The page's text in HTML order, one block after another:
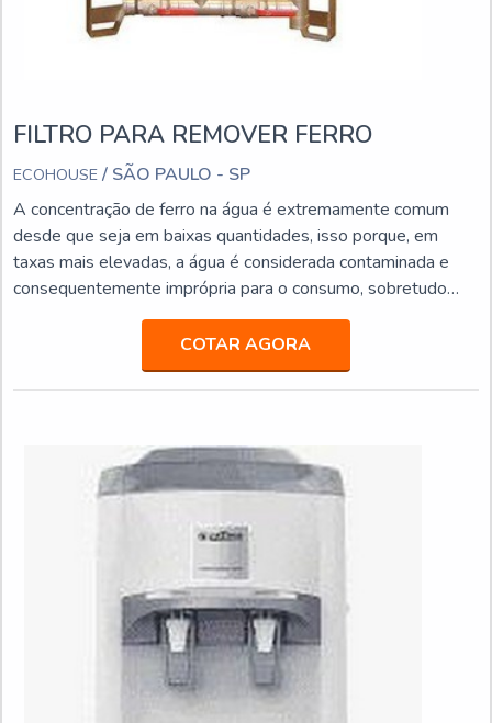
FILTRO PARA REMOVER FERRO
ECOHOUSE / SÃO PAULO - SP
A concentração de ferro na água é extremamente comum
desde que seja em baixas quantidades, isso porque, em
taxas mais elevadas, a água é considerada contaminada e
consequentemente imprópria para o consumo, sobretudo
para a ingestão.MAIS DETALHES SOBRE O PRODUTONo
entanto, existem filtros que são fabricados para reduzirem
significativamente a presença de ferro na água, mesmo
quando removida de poços artesianos, por exemplo. Para
COTAR AGORA